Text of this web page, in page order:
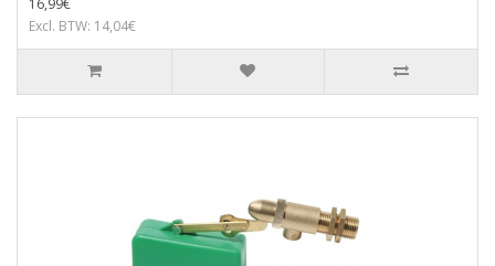
Excl. BTW: 14,04€